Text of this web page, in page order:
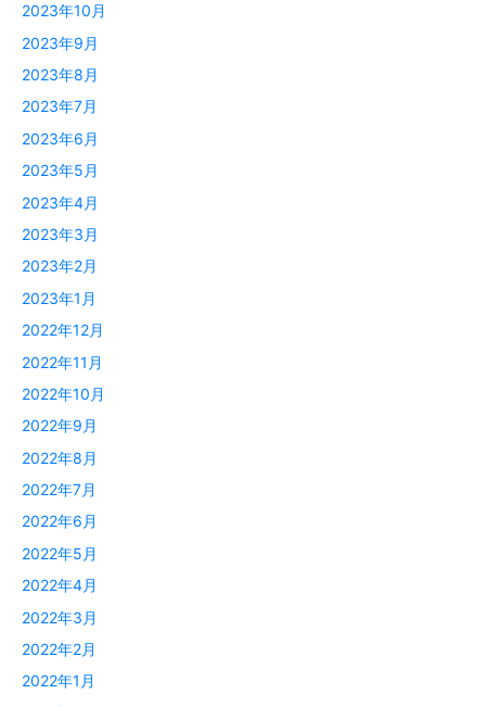
2023年10月
2023年9月
2023年8月
2023年7月
2023年6月
2023年5月
2023年4月
2023年3月
2023年2月
2023年1月
2022年12月
2022年11月
2022年10月
2022年9月
2022年8月
2022年7月
2022年6月
2022年5月
2022年4月
2022年3月
2022年2月
2022年1月